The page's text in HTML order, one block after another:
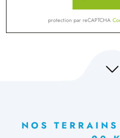
protection par reCAPTCHA
NOS